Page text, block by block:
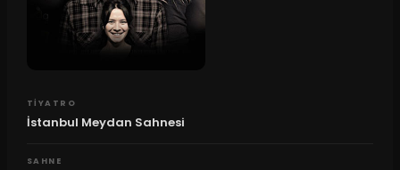
TIYATRO
İstanbul Meydan Sahnesi
SAHNE